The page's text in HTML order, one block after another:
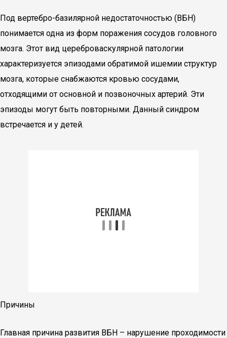
Под вертебро-базилярной недостаточностью (ВБН)
понимается одна из форм поражения сосудов головного
мозга. Этот вид цереброваскулярной патологии
характеризуется эпизодами обратимой ишемии структур
мозга, которые снабжаются кровью сосудами,
отходящими от основной и позвоночных артерий. Эти
эпизоды могут быть повторными. Данный синдром
встречается и у детей.
Причины
Главная причина развития ВБН – нарушение проходимости